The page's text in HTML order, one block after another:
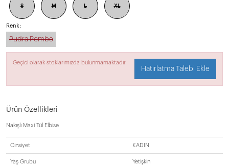
S M L XL
Renk:
Pudra Pembe
Geçici olarak stoklarımızda bulunmamaktadır.
Hatırlatma Talebi Ekle
Ürün Özellikleri
Nakışlı Maxi Tül Elbise
Cinsiyet KADIN
Yaş Grubu Yetişkin